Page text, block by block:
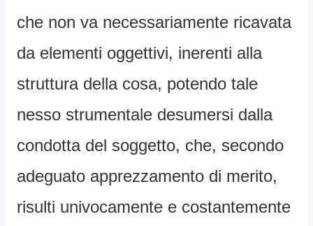
che non va necessariamente ricavata
da elementi oggettivi, inerenti alla
struttura della cosa, potendo tale
nesso strumentale desumersi dalla
condotta del soggetto, che, secondo
adeguato apprezzamento di merito,
risulti univocamente e costantemente